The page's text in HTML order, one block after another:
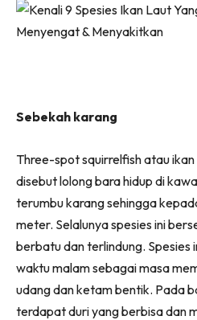
Sebekah karang
Three-spot squirrelfish atau
disebut lolong bara hidup di
terumbu karang sehingga
meter. Selalunya spesies ini
berbatu dan terlindung. Spesies
waktu malam sebagai masa
udang dan ketam bentik. Pada
terdapat duri yang berbisa dan